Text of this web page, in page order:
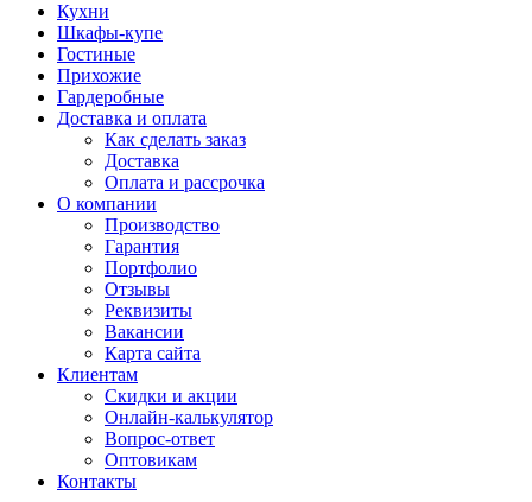
Кухни
Шкафы-купе
Гостиные
Прихожие
Гардеробные
Доставка и оплата
Как сделать заказ
Доставка
Оплата и рассрочка
О компании
Производство
Гарантия
Портфолио
Отзывы
Реквизиты
Вакансии
Карта сайта
Клиентам
Скидки и акции
Онлайн-калькулятор
Вопрос-ответ
Оптовикам
Контакты